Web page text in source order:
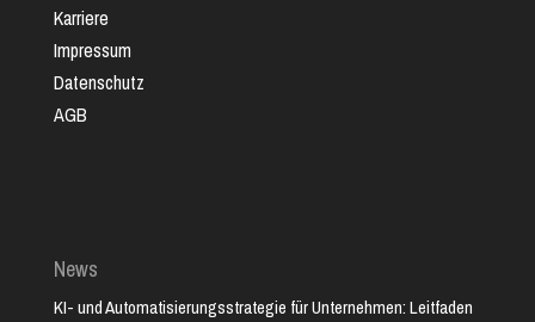
Karriere
Impressum
Datenschutz
AGB
News
KI- und Automatisierungsstrategie für Unternehmen: Leitfaden